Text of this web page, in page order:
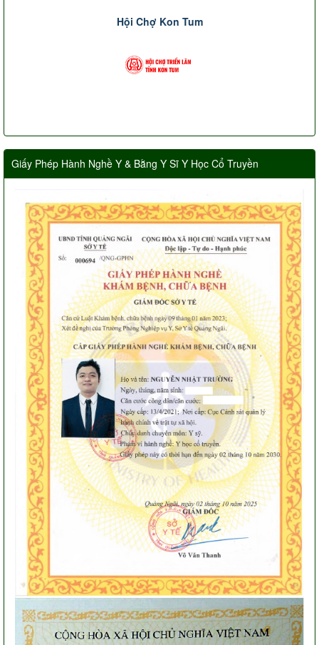
Hội Chợ Kon Tum
Giấy Phép Hành Nghề Y & Bằng Y Sĩ Y Học Cổ Truyền